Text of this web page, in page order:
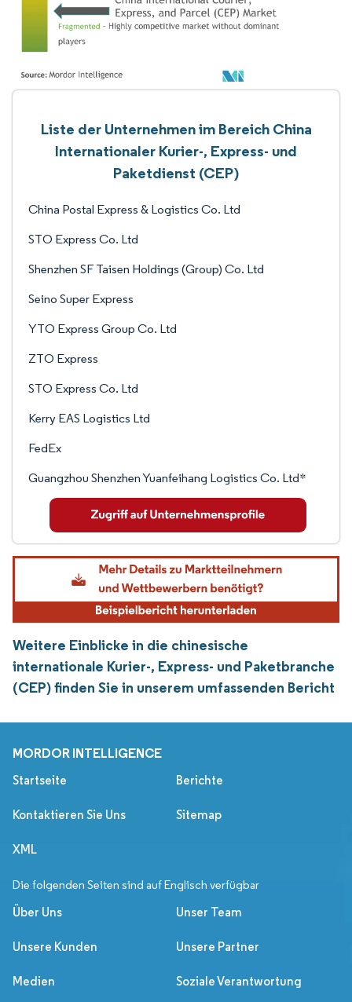
Liste der Unternehmen im Bereich China
Internationaler Kurier-, Express- und
Paketdienst (CEP)
China Postal Express & Logistics Co. Ltd
STO Express Co. Ltd
Shenzhen SF Taisen Holdings (Group) Co. Ltd
Seino Super Express
YTO Express Group Co. Ltd
ZTO Express
STO Express Co. Ltd
Kerry EAS Logistics Ltd
FedEx
Guangzhou Shenzhen Yuanfeihang Logistics Co. Ltd*
Weitere Einblicke in die chinesische
internationale Kurier-, Express- und Paketbranche
(CEP) finden Sie in unserem umfassenden Bericht
MORDOR INTELLIGENCE
Startseite Berichte
Kontaktieren Sie Uns Sitemap
XML
Die folgenden Seiten sind auf Englisch verfügbar
Über Uns Unser Team
Unsere Kunden Unsere Partner
Medien Soziale Verantwortung